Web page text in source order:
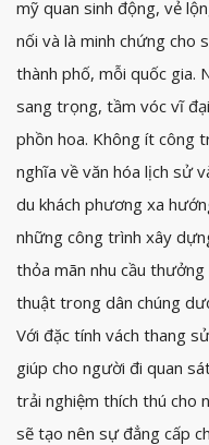
mỹ quan sinh động, vẻ
nối và là minh chứng cho
thành phố, mỗi quốc gia.
sang trọng, tầm vóc vĩ
phồn hoa. Không ít công
nghĩa về văn hóa lịch sử
du khách phương xa
những công trình xây
thỏa mãn nhu cầu
thuật trong dân chúng
Với đặc tính vách thang
giúp cho người đi quan
trải nghiệm thích thú cho
sẽ tạo nên sự đẳng cấp